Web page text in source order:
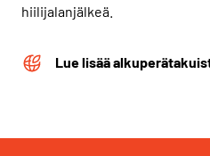
hiilijalanjälkeä.
Lue lisää